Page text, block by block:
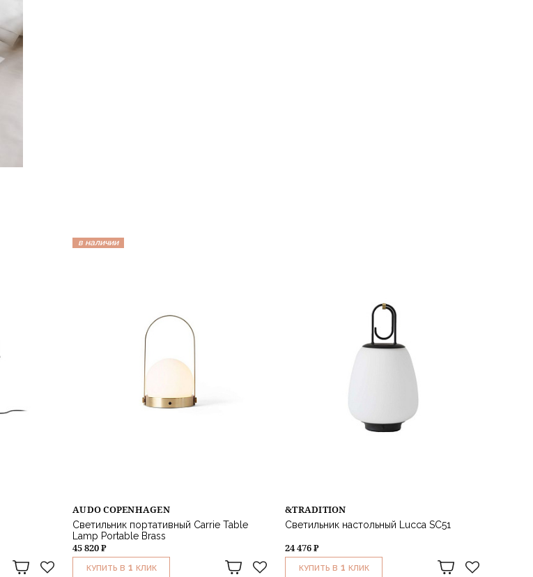
в наличии
AUDO COPENHAGEN
Светильник портативный Carrie Table
Lamp Portable Brass
45 820 ₽
КУПИТЬ В 1 КЛИК
&TRADITION
Светильник настольный Lucca SC51
24 476 ₽
КУПИТЬ В 1 КЛИК